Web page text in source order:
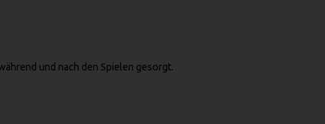
und nach den Spielen gesorgt.